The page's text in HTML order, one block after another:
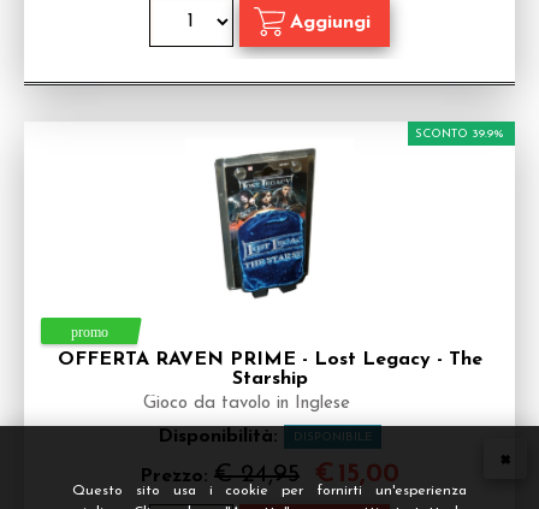
Questo sito usa i cookie per fornirti un'esperienza
OFFERTA RAVEN PRIME - Lost Legacy - The
Starship
Gioco da tavolo in Inglese
Disponibilità: DISPONIBILE
Prezzo: € 24,95
SCONTO 39.9%
€ 15,00